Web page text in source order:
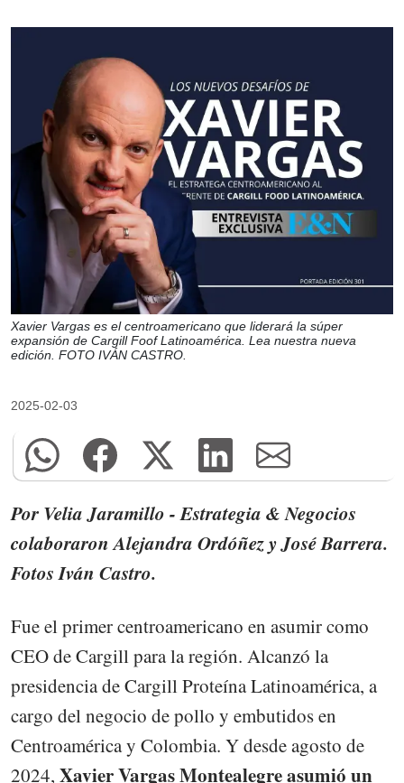
Xavier Vargas es el centroamericano que liderará la súper
expansión de Cargill Foof Latinoamérica. Lea nuestra nueva
edición. FOTO IVÁN CASTRO.
2025-02-03
Por Velia Jaramillo - Estrategia & Negocios
colaboraron Alejandra Ordóñez y José Barrera.
Fotos Iván Castro.
Fue el primer centroamericano en asumir como
CEO de Cargill para la región. Alcanzó la
presidencia de Cargill Proteína Latinoamérica, a
cargo del negocio de pollo y embutidos en
Centroamérica y Colombia. Y desde agosto de
2024, Xavier Vargas Montealegre asumió un